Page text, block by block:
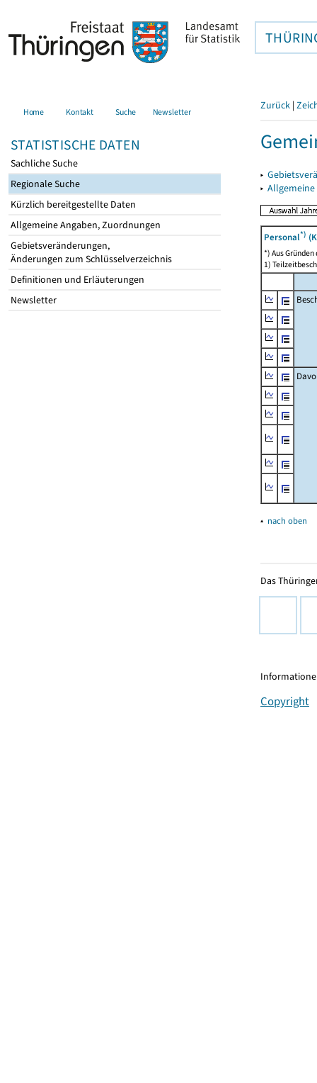
Home Kontakt Suche Newsletter
STATISTISCHE DATEN
Sachliche Suche
Regionale Suche
Kürzlich bereitgestellte Daten
Allgemeine Angaben, Zuordnungen
Gebietsveränderungen,
Änderungen zum Schlüsselverzeichnis
Definitionen und Erläuterungen
Newsletter
Zurück |
▸
▸
Personal*)
*) Aus
1)
▴ nach oben
Das
Copyright